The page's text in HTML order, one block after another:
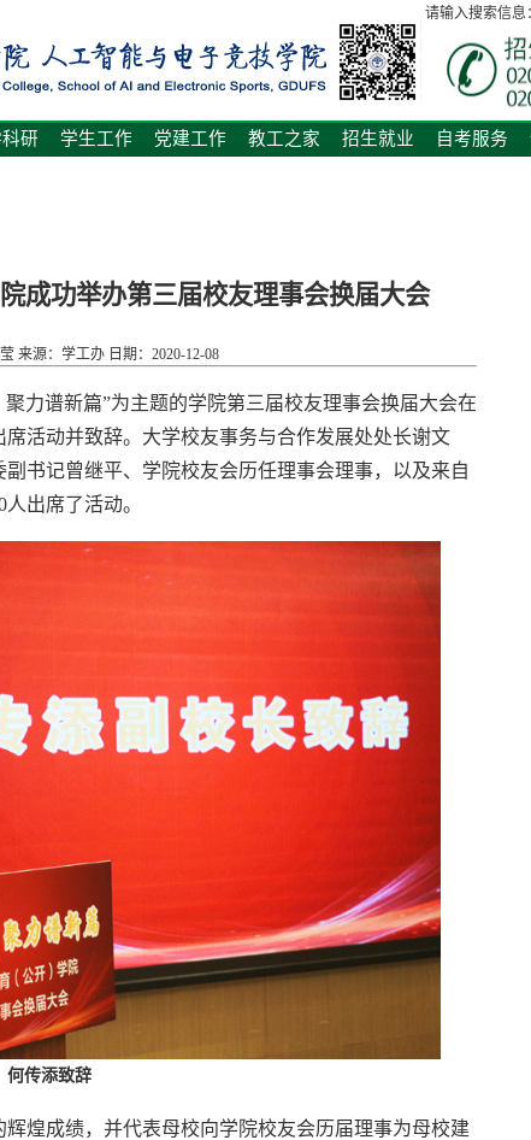
请输入搜索信息：
研 学生工作 党建工作 教工之家 招生就业 自考服务
成功举办第三届校友理事会换届大会
来源：学工办 日期：2020-12-08
力谱新篇”为主题的学院第三届校友理事会换届大会在
活动并致辞。大学校友事务与合作发展处处长谢文
书记曾继平、学院校友会历任理事会理事，以及来自
出席了活动。
何传添致辞
成绩，并代表母校向学院校友会历届理事为母校建